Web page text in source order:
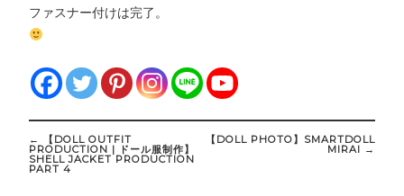
ファスナー付けは完了。
Post
navigation
← 【DOLL OUTFIT
PRODUCTION | ドール服制作】
SHELL JACKET PRODUCTION
PART 4
【DOLL PHOTO】SMARTDOLL
MIRAI →